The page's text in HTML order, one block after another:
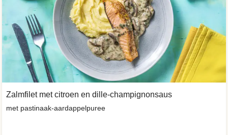
Zalmfilet met citroen en dille-champignonsaus
met pastinaak-aardappelpuree